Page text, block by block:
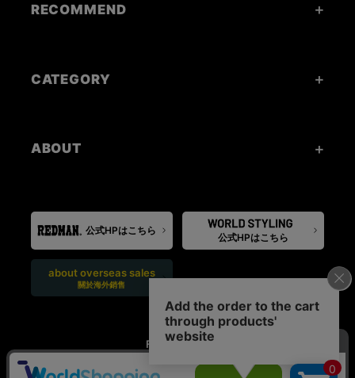
RECOMMEND
CATEGORY
ABOUT
公式HPはこちら
公式HPはこちら
about overseas sales
關於海外銷售
FOLLOW US: